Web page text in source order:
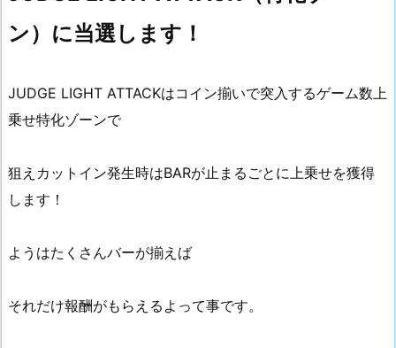
ン）に当選します！
JUDGE LIGHT ATTACKはコイン揃いで突入するゲーム数上
乗せ特化ゾーンで
狙えカットイン発生時はBARが止まるごとに上乗せを獲得
します！
ようはたくさんバーが揃えば
それだけ報酬がもらえるよって事です。